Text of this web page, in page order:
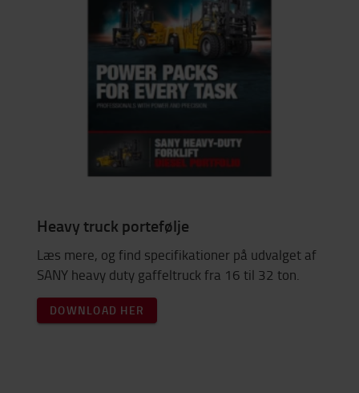
Heavy truck portefølje
Læs mere, og find specifikationer på udvalget af
SANY heavy duty gaffeltruck fra 16 til 32 ton.
DOWNLOAD HER